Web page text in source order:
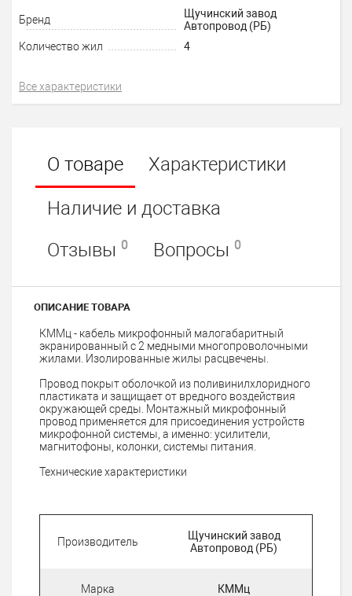
Бренд
Щучинский завод
Автопровод (РБ)
Количество жил
4
Все характеристики
О товаре
Характеристики
Наличие и доставка
Отзывы 0 Вопросы 0
ОПИСАНИЕ ТОВАРА
КММц - кабель микрофонный малогабаритный
экранированный с 2 медными многопроволочными
жилами. Изолированные жилы расцвечены.
Провод покрыт оболочкой из поливинилхлоридного
пластиката и защищает от вредного воздействия
окружающей среды. Монтажный микрофонный
провод применяется для присоединения устройств
микрофонной системы, а именно: усилители,
магнитофоны, колонки, системы питания.
Технические характеристики
Производитель
Щучинский завод
Автопровод (РБ)
Марка КММц